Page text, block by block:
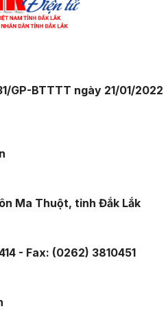
GP-BTTTT ngày 21/01/2022
Ma Thuột, tỉnh Đắk Lắk
- Fax: (0262) 3810451